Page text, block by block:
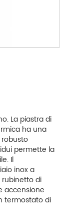
La piastra di
ha una
robusto
permette la
Il
inox a
di
accensione
termostato di